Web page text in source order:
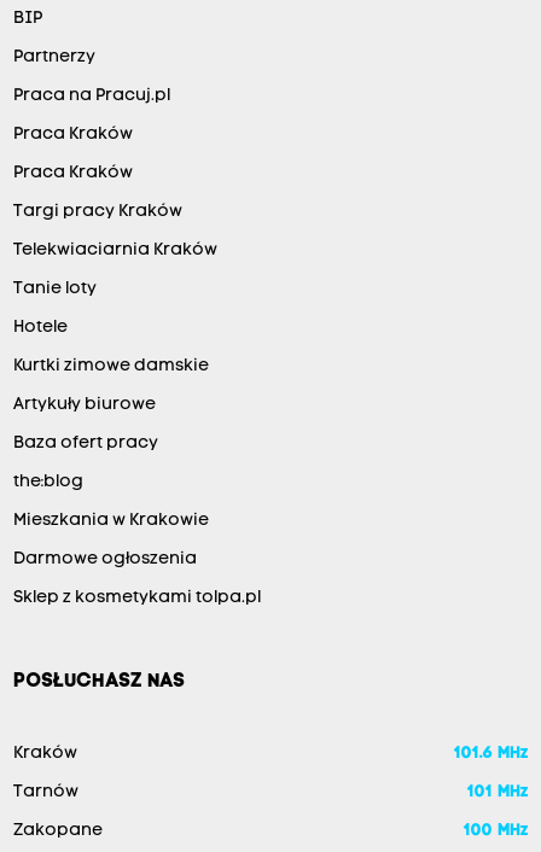
BIP
Partnerzy
Praca na Pracuj.pl
Praca Kraków
Praca Kraków
Targi pracy Kraków
Telekwiaciarnia Kraków
Tanie loty
Hotele
Kurtki zimowe damskie
Artykuły biurowe
Baza ofert pracy
the:blog
Mieszkania w Krakowie
Darmowe ogłoszenia
Sklep z kosmetykami tolpa.pl
POSŁUCHASZ NAS
Kraków 101.6 MHz
Tarnów 101 MHz
Zakopane 100 MHz